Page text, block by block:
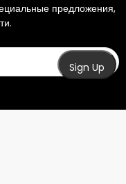
предложения,